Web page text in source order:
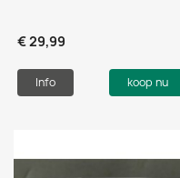
€ 29,99
Info koop nu